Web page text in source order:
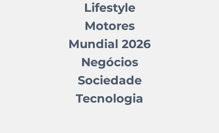
Lifestyle
Motores
Mundial 2026
Negócios
Sociedade
Tecnologia